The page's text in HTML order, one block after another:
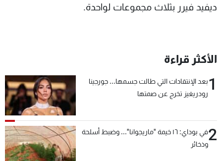
ديفيد فيرر بثلاث مجموعات لواحدة.
الأكثر قراءة
1بعد الإنتقادات التي طالت جسمها... جورجينا
رودريغيز تخرج عن صمتها
2
في بوداي: ١٦ خيمة "ماريجوانا"... وضبط أسلحة
وذخائر